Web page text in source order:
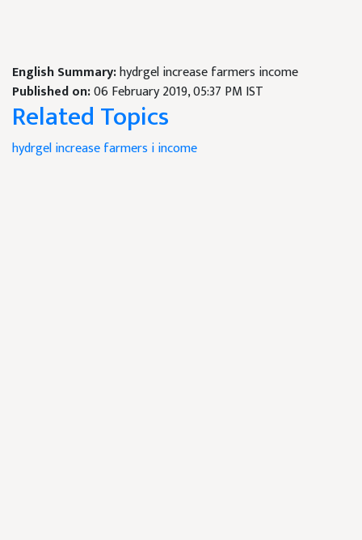
English Summary:hydrgel increase farmers income
Published on:06 February 2019, 05:37 PM IST
Related Topics
hydrgelincreasefarmers iincome